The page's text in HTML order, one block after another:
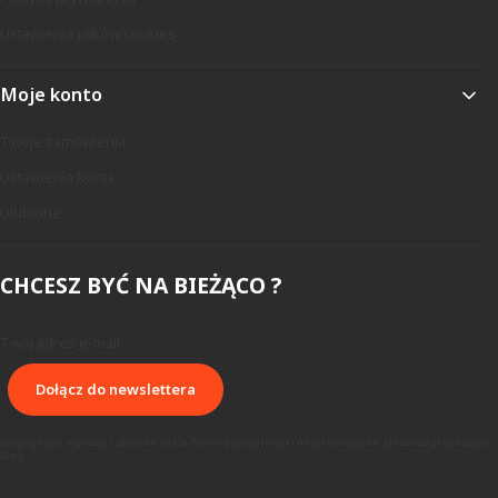
Moje konto
CHCESZ BYĆ NA BIEŻĄCO ?
Dołącz do newslettera